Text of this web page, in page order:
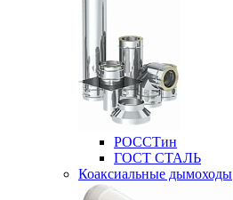
РОССТин
ГОСТ СТАЛЬ
Коаксиальные дымоходы